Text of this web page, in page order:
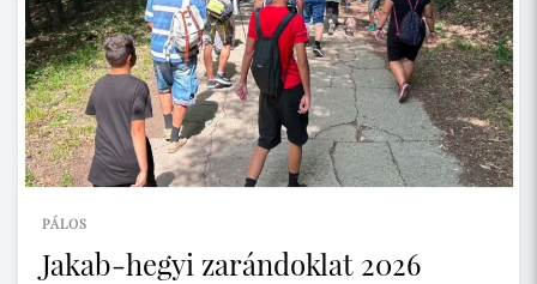
PÁLOS
Jakab-hegyi zarándoklat 2026